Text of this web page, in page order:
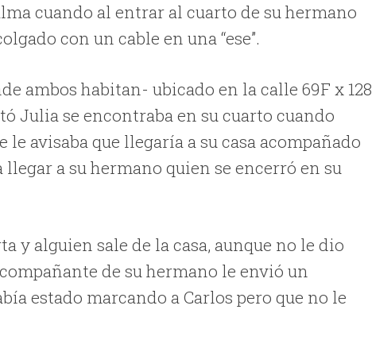
cuando al entrar al cuarto de su hermano
con un cable en una “ese”.
ambos habitan- ubicado en la calle 69F x 128
Julia se encontraba en su cuarto cuando
avisaba que llegaría a su casa acompañado
a su hermano quien se encerró en su
y alguien sale de la casa, aunque no le dio
de su hermano le envió un
estado marcando a Carlos pero que no le